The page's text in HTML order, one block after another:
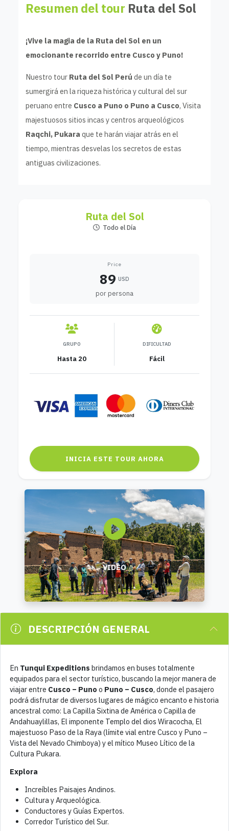
Resumen del tour Ruta del Sol
¡Vive la magia de la Ruta del Sol en un
emocionante recorrido entre Cusco y Puno!
Nuestro tour Ruta del Sol Perú de un día te
sumergirá en la riqueza histórica y cultural del sur
peruano entre Cusco a Puno o Puno a Cusco, Visita
majestuosos sitios incas y centros arqueológicos
Raqchi, Pukaraque te harán viajar atrás en el
tiempo, mientras desvelas los secretos de estas
antiguas civilizaciones.
Ruta del Sol
Todo el Día
Price
89 USD
por persona
GRUPO
Hasta 20
DIFICULTAD
Fácil
INICIA ESTE TOUR AHORA
VIDEO
DESCRIPCIÓN GENERAL
En Tunqui Expeditions brindamos en buses totalmente
equipados para el sector turístico, buscando la mejor manera de
viajar entre Cusco – Puno o Puno – Cusco, donde el pasajero
podrá disfrutar de diversos lugares de mágico encanto e historia
ancestral como: La Capilla Sixtina de América o Capilla de
Andahuaylillas, El imponente Templo del dios Wiracocha, El
majestuoso Paso de la Raya (límite vial entre Cusco y Puno –
Vista del Nevado Chimboya) y el mítico Museo Lítico de la
Cultura Pukara.
Explora
Increíbles Paisajes Andinos.
Cultura y Arqueológica.
Conductores y Guías Expertos.
Corredor Turístico del Sur.